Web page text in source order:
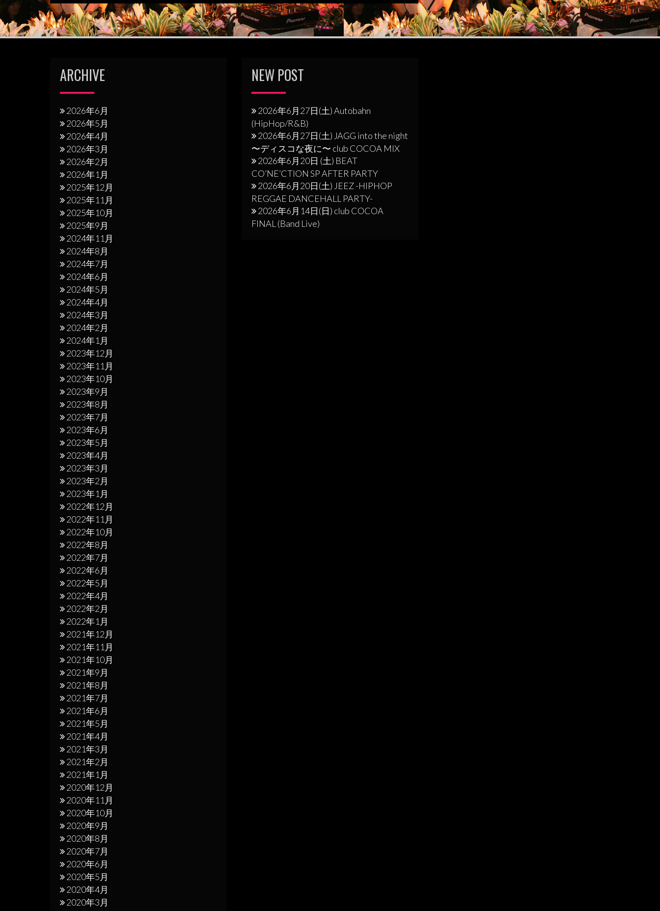
ビ
ゲ
ー
ョ
ン
ARCHIVE
2026年6月
2026年5月
2026年4月
2026年3月
2026年2月
2026年1月
2025年12月
2025年11月
2025年10月
2025年9月
2024年11月
2024年8月
2024年7月
2024年6月
2024年5月
2024年4月
2024年3月
2024年2月
2024年1月
2023年12月
2023年11月
2023年10月
2023年9月
2023年8月
2023年7月
2023年6月
2023年5月
2023年4月
2023年3月
2023年2月
2023年1月
2022年12月
2022年11月
2022年10月
2022年8月
2022年7月
2022年6月
2022年5月
2022年4月
2022年2月
2022年1月
2021年12月
2021年11月
2021年10月
2021年9月
2021年8月
2021年7月
2021年6月
2021年5月
2021年4月
2021年3月
2021年2月
2021年1月
2020年12月
2020年11月
2020年10月
2020年9月
2020年8月
2020年7月
2020年6月
2020年5月
2020年4月
2020年3月
NEW POST
2026年6月27日(土) Autobahn
(HipHop/R&B)
2026年6月27日(土) JAGG into the night
〜ディスコな夜に〜 club COCOA MIX
2026年6月20日 (土) BEAT
CO’NE’CTION SP AFTER PARTY
2026年6月20日(土) JEEZ -HIPHOP
REGGAE DANCEHALL PARTY-
2026年6月14日(日) club COCOA
FINAL (Band Live)